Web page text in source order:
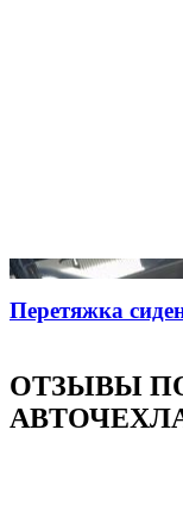
Перетяжка
ОТЗЫВЫ